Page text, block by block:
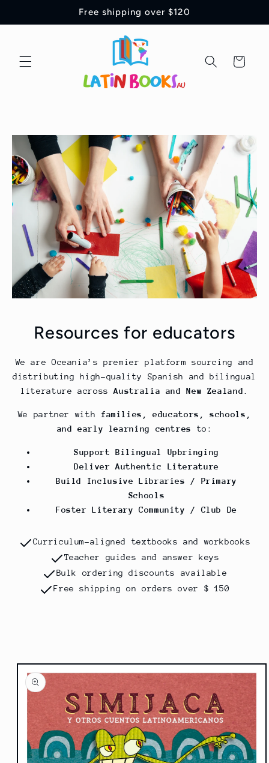
al contenido
Free shipping over $120
Carrito
Resources for educators
We are Oceania’s premier platform sourcing and
distributing high-quality Spanish and bilingual
literature acrossAustralia and New Zealand
We partner with families, educators, schools,
and early learning centres
to:
Support Bilingual Upbringing
Deliver Authentic Literature
Build Inclusive Libraries / Primary
Schools
Foster Literary Community / Club De
Curriculum-aligned textbooks and workbooks
Teacher guides and answer keys
Bulk ordering discounts available
Free shipping on orders over $ 150
directamente
información
del producto